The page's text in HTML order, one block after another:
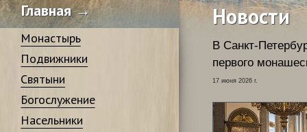
Главная →
Монастырь
Подвижники
Святыни
Богослужение
Насельники
Новости
В Санкт-
первого
17 июня 2026 г.